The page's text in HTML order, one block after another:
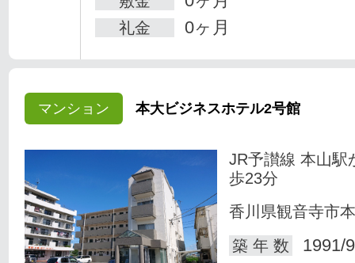
礼金 0ヶ月
マンション 本大ビジネスホテル2号館
JR予讃線 本山駅
歩23分
香川県観音寺市
築 年 数
1991/